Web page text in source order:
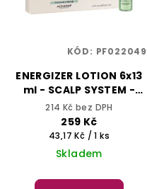
ENERGIZER LOTION 6x13
ml - SCALP SYSTEM -
ALFAPARF IL SALONE
MILANO
214 Kč bez DPH
259 Kč
Měrná
cena:
43,17 Kč / 1 ks
Skladem
KÓD: PF022049